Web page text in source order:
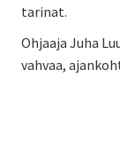
tarinat.
Ohjaaja Juha
vahvaa,